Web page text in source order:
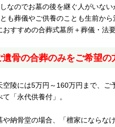
なのでお墓の後を継ぐ人がいない
も葬儀やご供養のことも生前から
おすすめの合葬式墓所＋葬儀・法
遺骨の合葬のみをご希望の
空陵には5万円～160万円まで、ご
て「永代供養付」。
や納骨堂の場合、「檀家にならな